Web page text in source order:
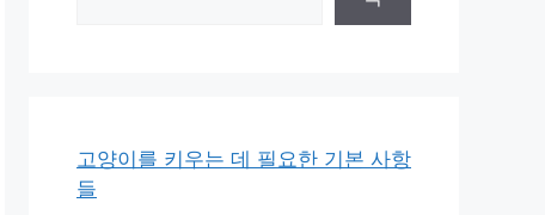
고양이를 키우는 데 필요한 기본 사항
들